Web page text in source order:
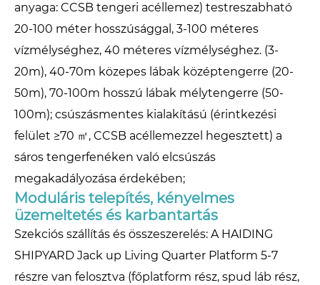
anyaga: CCSB tengeri acéllemez) testreszabható
20-100 méter hosszúsággal, 3-100 méteres
vízmélységhez, 40 méteres vízmélységhez. (3-
20m), 40-70m közepes lábak középtengerre (20-
50m), 70-100m hosszú lábak mélytengerre (50-
100m); csúszásmentes kialakítású (érintkezési
felület ≥70 ㎡, CCSB acéllemezzel hegesztett) a
sáros tengerfenéken való elcsúszás
megakadályozása érdekében;
Moduláris telepítés, kényelmes
üzemeltetés és karbantartás
Szekciós szállítás és összeszerelés: A HAIDING
SHIPYARD Jack up Living Quarter Platform 5-7
részre van felosztva (főplatform rész, spud láb rész,